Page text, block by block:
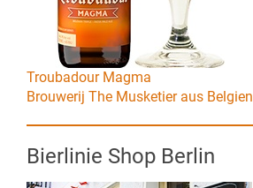
Troubadour Magma
Brouwerij The Musketier aus Belgien
Bierlinie Shop Berlin